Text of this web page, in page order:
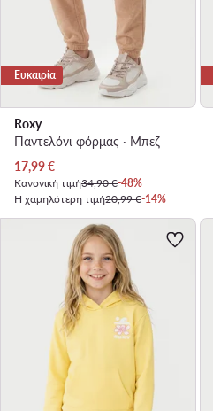
Ευκαιρία
Roxy
Παντελόνι φόρμας · Μπεζ
Τρέχουσα τιμή
17,99€
Κανονική τιμή34,90 €-48%
Η χαμηλότερη τιμή20,99 €-14%